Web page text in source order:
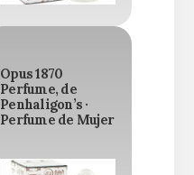
Opus 1870
Perfume, de
Penhaligon’s ·
Perfume de Mujer